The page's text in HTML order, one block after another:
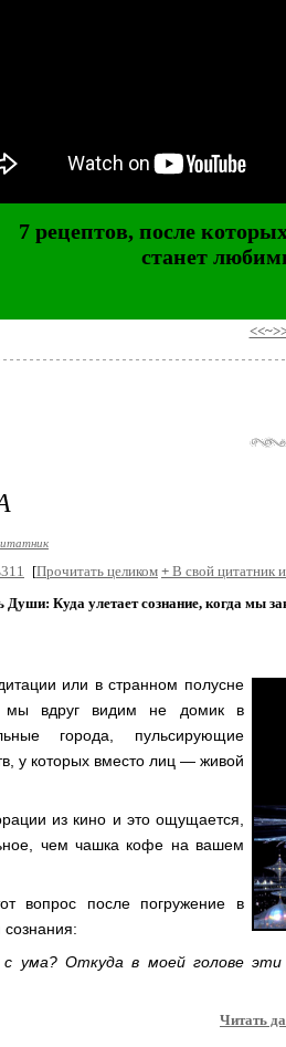
7 рецептов, после
станет
[Прочитать целиком + В свой цитатник
Куда улетает сознание, когда мы
или в странном полусне
мы вдруг видим не домик в
города, пульсирующие
у которых вместо лиц — живой
из кино и это ощущается,
чем чашка кофе на вашем
вопрос после погружение в
ума? Откуда в моей голове эти
Читать